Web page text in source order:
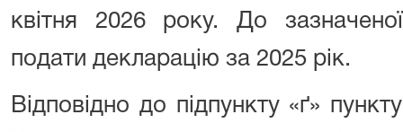
квітня 2026 року. До
подати декларацію за 2025 рік.
Відповідно до підпункту «ґ»